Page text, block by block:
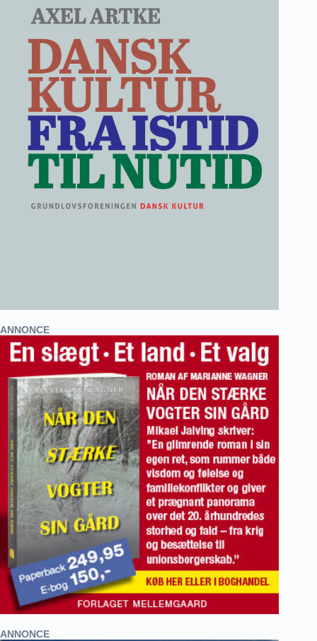
ANNONCE
ANNONCE